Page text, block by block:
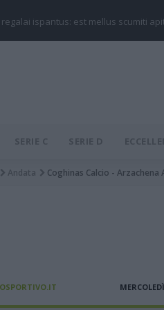
regalai ispantus: est mellus scumiti
SERIE C SERIE D
Andata Coghinas Calcio - Arzachena